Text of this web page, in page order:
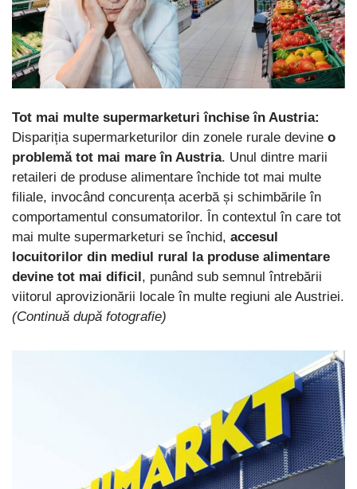
Tot mai multe supermarketuri închise în Austria:
Dispariția supermarketurilor din zonele rurale devine o
problemă tot mai mare în Austria. Unul dintre marii
retaileri de produse alimentare închide tot mai multe
filiale, invocând concurența acerbă și schimbările în
comportamentul consumatorilor. În contextul în care tot
mai multe supermarketuri se închid, accesul
locuitorilor din mediul rural la produse alimentare
devine tot mai dificil, punând sub semnul întrebării
viitorul aprovizionării locale în multe regiuni ale Austriei.
(Continuă după fotografie)